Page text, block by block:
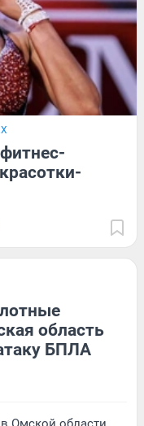
область
БПЛА